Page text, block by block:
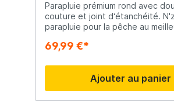
Parapluie prémium rond avec
couture et joint d‘étanchéité.
parapluie pour la pêche au
y a plus de 50 ans, la marque
pêche. Connue essentiellement
cannes à pêche et ses moulinets,
société a su étoffer sa gamme
69,99 €*
Ajouter au panier